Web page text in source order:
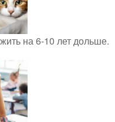
на 6-10 лет дольше.